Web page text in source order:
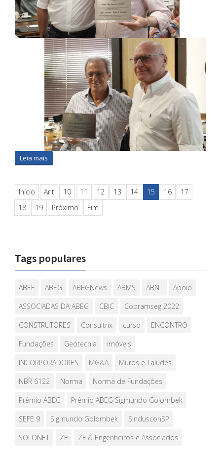
Leia mais
Início Ant 10 11 12 13 14 15 16
17
18
19 Próximo Fim
Tags populares
ABEF ABEG ABEGNews ABMS ABNT
Apoio
ASSOCIADAS DA ABEG
CBIC
Cobramseg 2022
CONSTRUTORES
Consultrix curso
ENCONTRO
Fundações
Geotecnia
imóveis
INCORPORADORES
MG&A
Muros e Taludes
NBR 6122
Norma
Norma de Fundações
Prêmio ABEG
Prêmio ABEG Sigmundo Golombek
SEFE 9
Sigmundo Golombek
SindusconSP
SOLONET
ZF ZF & Engenheiros e Associados